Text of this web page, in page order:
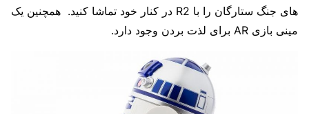
های جنگ ستارگان را با R2 در کنار خود تماشا کنید. همچنین یک
مینی بازی AR برای لذت بردن وجود دارد.